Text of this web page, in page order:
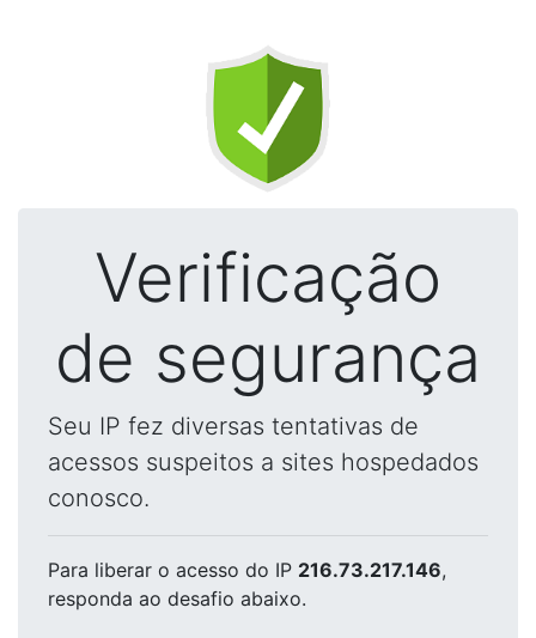
Verificação
de segurança
Seu IP fez diversas tentativas de
acessos suspeitos a sites hospedados
conosco.
Para liberar o acesso do IP 216.73.217.146,
responda ao desafio abaixo.